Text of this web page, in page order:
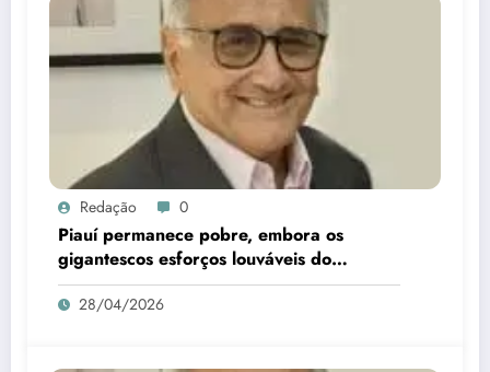
Redação 0
Piauí permanece pobre, embora os
gigantescos esforços louváveis do
governador Rafael Fonteles para mudar o
cenário
28/04/2026